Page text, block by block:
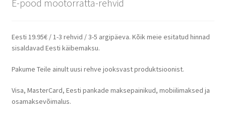
E-pood mootorratta-rehvid
Eesti 19.95€ / 1-3 rehvid / 3-5 argipäeva. Kõik meie esitatud hinnad
sisaldavad Eesti käibemaksu.
Pakume Teile ainult uusi rehve jooksvast produktsioonist.
Visa, MasterCard, Eesti pankade maksepainikud, mobiilimaksed ja
osamaksevõimalus.